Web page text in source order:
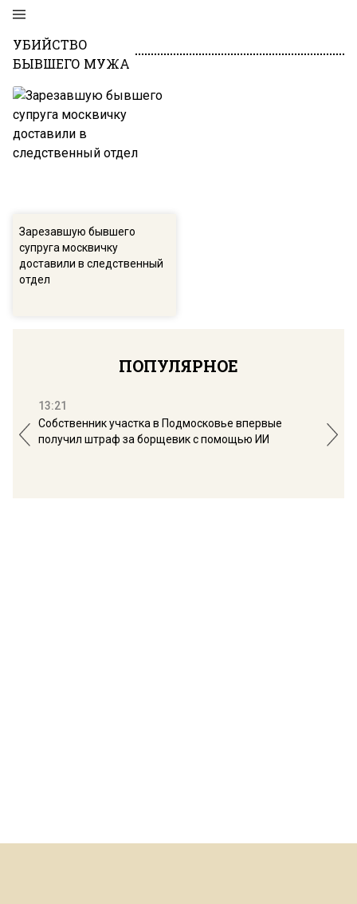
УБИЙСТВО
БЫВШЕГО МУЖА
Зарезавшую бывшего
супруга москвичку
доставили в следственный
отдел
ПОПУЛЯРНОЕ
13:21
Собственник участка в Подмосковье впервые
получил штраф за борщевик с помощью ИИ